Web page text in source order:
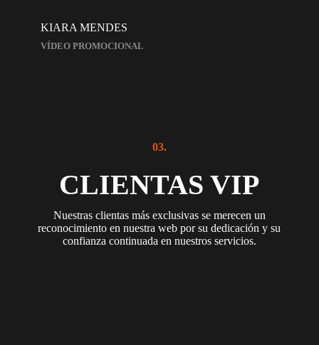
KIARA MENDES
VÍDEO PROMOCIONAL
03.
CLIENTAS VIP
Nuestras clientas más exclusivas se merecen un
reconocimiento en nuestra web por su dedicación y su
confianza continuada en nuestros servicios.